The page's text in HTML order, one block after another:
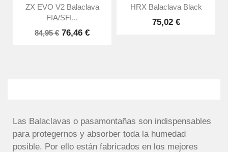
ZX EVO V2 Balaclava
FIA/SFI...
84,95 € 76,46 €
HRX Balaclava Black
75,02 €
Las Balaclavas o pasamontañas son indispensables
para protegernos y absorber toda la humedad
posible. Por ello están fabricados en los mejores